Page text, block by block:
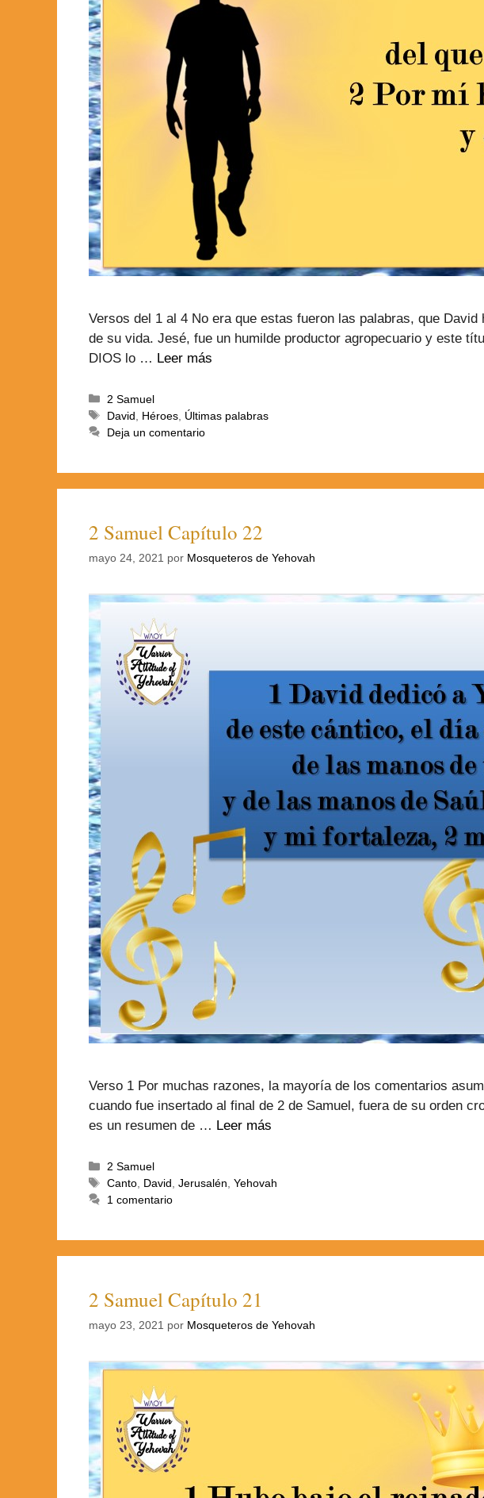
Versos del 1 al 4 No era que estas fueron las palabras, que
de su vida. Jesé, fue un humilde productor agropecuario y este
DIOS lo … Leer más
2 Samuel
David
Héroes Últimas palabras
Deja un comentario
2 Samuel Capítulo 22
mayo 24, 2021 por Mosqueteros de Yehovah
Verso 1 Por muchas razones, la mayoría de los comentarios
cuando fue insertado al final de 2 de Samuel, fuera de su orden
es un resumen de … Leer más
2 Samuel
Canto David ,Jerusalén ,Yehovah
1 comentario
2 Samuel Capítulo 21
mayo 23, 2021 por Mosqueteros de Yehovah